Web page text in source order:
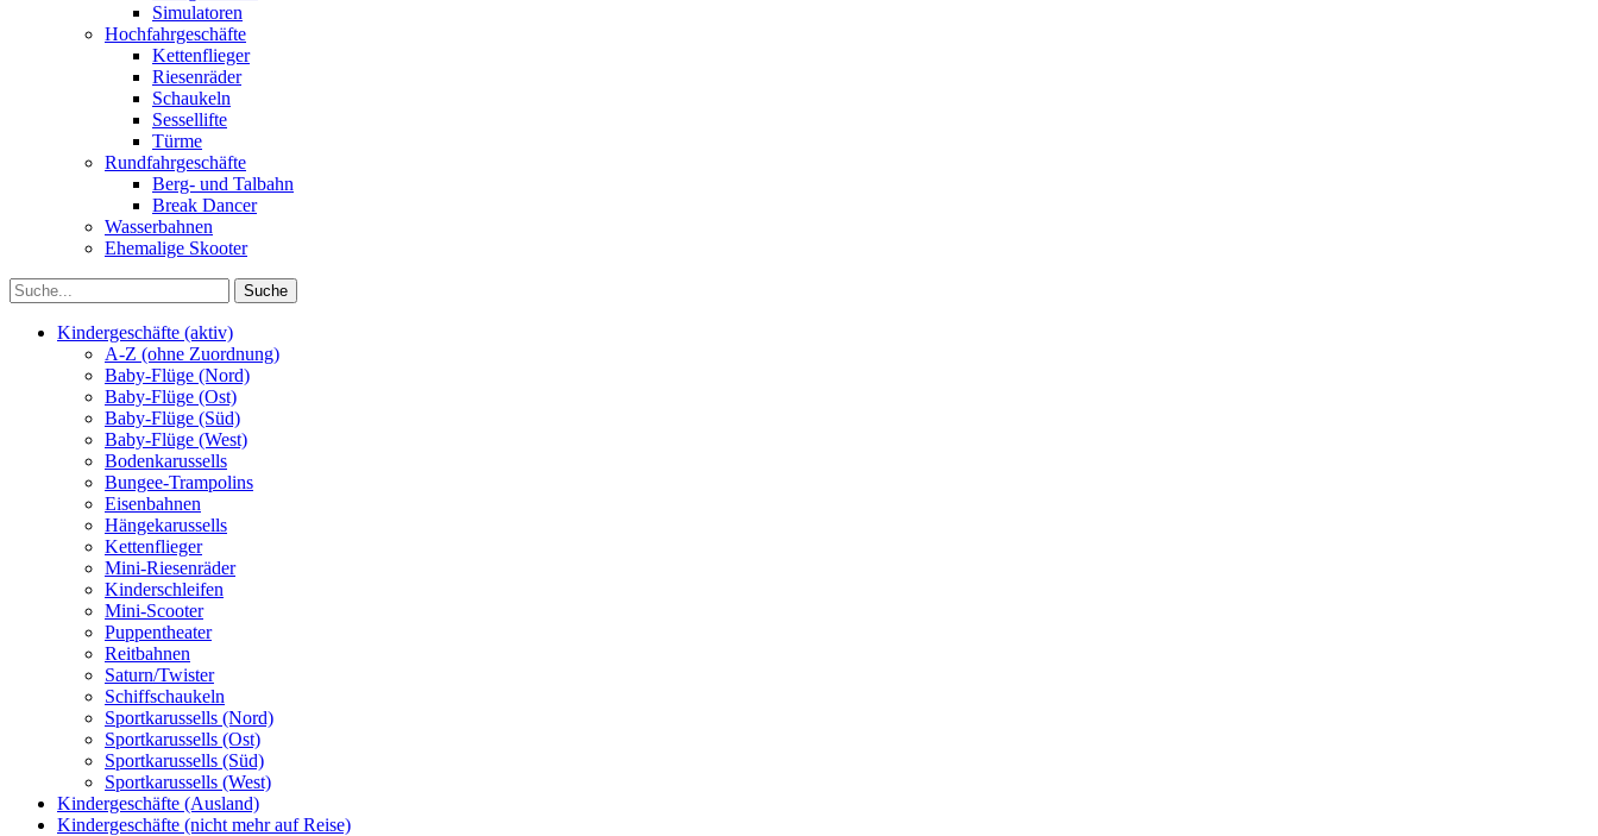
Simulatoren
Hochfahrgeschäfte
Kettenflieger
Riesenräder
Schaukeln
Sessellifte
Türme
Rundfahrgeschäfte
Berg- und Talbahn
Break Dancer
Wasserbahnen
Ehemalige Skooter
Kindergeschäfte (aktiv)
A-Z (ohne Zuordnung)
Baby-Flüge (Nord)
Baby-Flüge (Ost)
Baby-Flüge (Süd)
Baby-Flüge (West)
Bodenkarussells
Bungee-Trampolins
Eisenbahnen
Hängekarussells
Kettenflieger
Mini-Riesenräder
Kinderschleifen
Mini-Scooter
Puppentheater
Reitbahnen
Saturn/Twister
Schiffschaukeln
Sportkarussells (Nord)
Sportkarussells (Ost)
Sportkarussells (Süd)
Sportkarussells (West)
Kindergeschäfte (Ausland)
Kindergeschäfte (nicht mehr auf Reise)